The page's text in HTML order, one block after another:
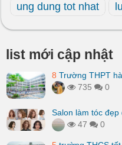
ung dung tot nhat
list mới cập nhật
8 Trường THPT
735
0
Salon làm tóc đẹp
47
0